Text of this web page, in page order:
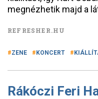
megnézhetik majd a
REFRESHER.HU
ZENE KONCERT
Rákóczi Feri